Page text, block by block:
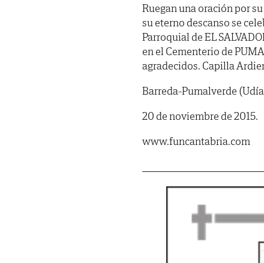
Ruegan una oración por
su eterno descanso se
Parroquial de EL
en el Cementerio de
agradecidos. Capilla
Barreda-Pumalverde
20 de noviembre de 2015.
www.funcantabria.com